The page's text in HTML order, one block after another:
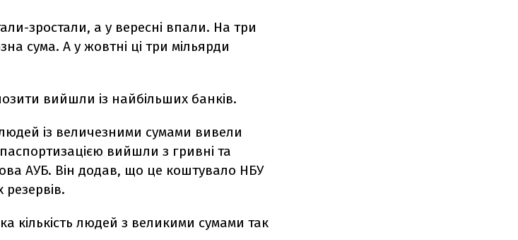
зростали, а у вересні впали. На три
сума. А у жовтні ці три мільярди
вийшли із найбільших банків.
із величезними сумами вивели
вийшли з гривні та
АУБ. Він додав, що це коштувало НБУ
кількість людей з великими сумами так